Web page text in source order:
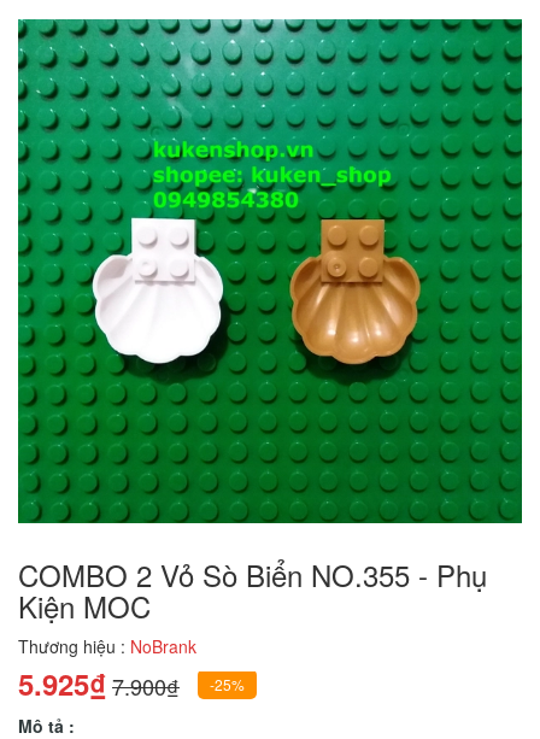
COMBO 2 Vỏ Sò Biển NO.355 - Phụ
Kiện MOC
Thương hiệu : NoBrank
5.925₫7.900₫ -25%
Mô tả :